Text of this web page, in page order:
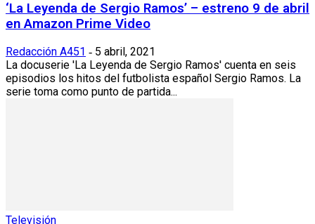
‘La Leyenda de Sergio Ramos’ – estreno 9 de abril
en Amazon Prime Video
Redacción A451 - 5 abril, 2021
La docuserie 'La Leyenda de Sergio Ramos' cuenta en seis
episodios los hitos del futbolista español Sergio Ramos. La
serie toma como punto de partida...
Televisión